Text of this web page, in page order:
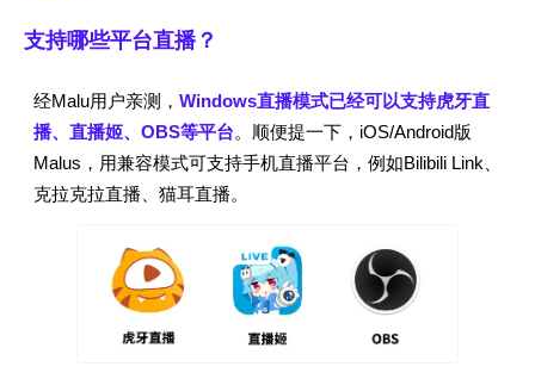
支持哪些平台直播？
经Malu用户亲测， Windows直播模式已经可以支持虎牙直
播、直播姬、OBS等平台。顺便提一下，iOS/Android版
Malus，用兼容模式可支持手机直播平台，例如Bilibili Link、
克拉克拉直播、猫耳直播。